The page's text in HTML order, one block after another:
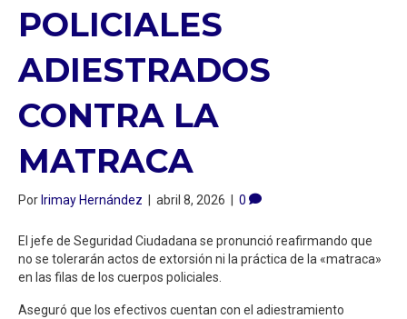
POLICIALES
ADIESTRADOS
CONTRA LA
MATRACA
Por Irimay Hernández abril 8, 2026 0
​El jefe de Seguridad Ciudadana se pronunció reafirmando que
no se tolerarán actos de extorsión ni la práctica de la «matraca»
en las filas de los cuerpos policiales.
​Aseguró que los efectivos cuentan con el adiestramiento